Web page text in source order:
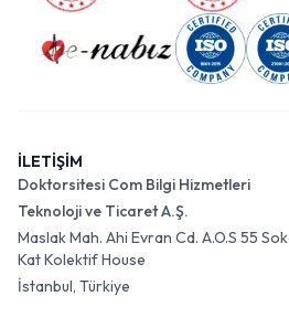
İLETİŞİM
Doktorsitesi Com Bilgi Hizmetleri
Teknoloji ve Ticaret A.Ş.
Maslak Mah. Ahi Evran Cd. A.O.S 55
Kat Kolektif House
İstanbul, Türkiye